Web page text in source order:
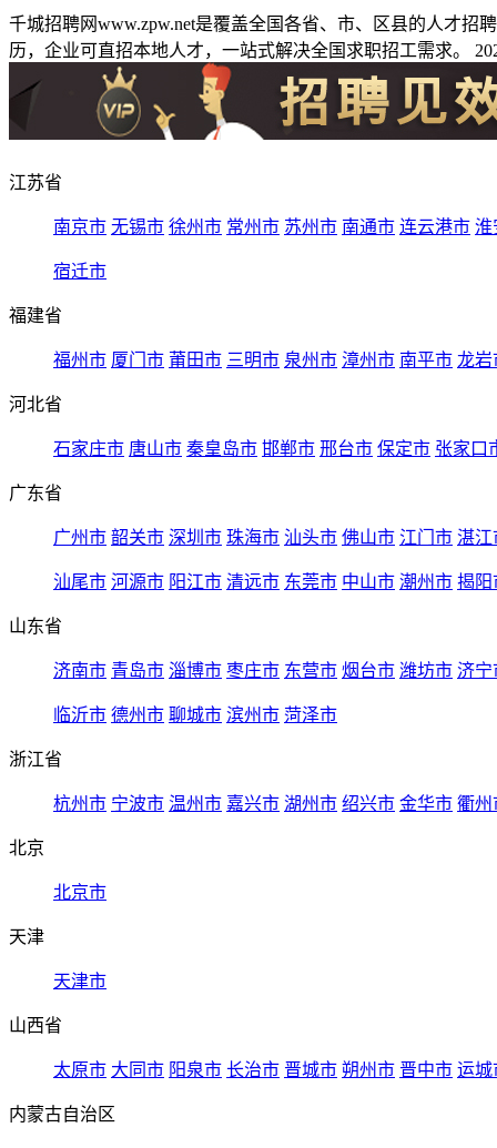
千城招聘网www.zpw.net是覆盖全国各省、市、区县的人才
历，企业可直招本地人才，一站式解决全国求职招工需求。
江苏省
南京市 无锡市 徐州市 常州市 苏州市 南通市 连云港市 淮
宿迁市
福建省
福州市 厦门市 莆田市 三明市 泉州市 漳州市 南平市 龙岩
河北省
石家庄市 唐山市 秦皇岛市 邯郸市 邢台市 保定市 张家口
广东省
广州市 韶关市 深圳市 珠海市 汕头市 佛山市 江门市 湛江
汕尾市 河源市 阳江市 清远市 东莞市 中山市 潮州市 揭阳
山东省
济南市 青岛市 淄博市 枣庄市 东营市 烟台市 潍坊市 济宁
临沂市 德州市 聊城市 滨州市 菏泽市
浙江省
杭州市 宁波市 温州市 嘉兴市 湖州市 绍兴市 金华市 衢州
北京
北京市
天津
天津市
山西省
太原市 大同市 阳泉市 长治市 晋城市 朔州市 晋中市 运城
内蒙古自治区